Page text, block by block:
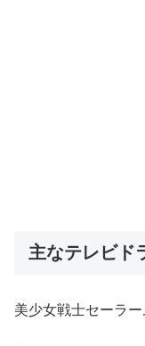
主なテレビド
美少女戦士セーラ